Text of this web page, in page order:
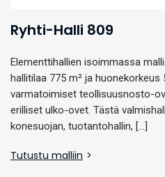
Ryhti-Halli 809
Elementtihallien isoimmassa
hallitilaa 775 m² ja huonekorkeus
varmatoimiset teollisuusnosto-
erilliset ulko-ovet. Tästä
konesuojan, tuotantohallin, […]
Tutustu malliin